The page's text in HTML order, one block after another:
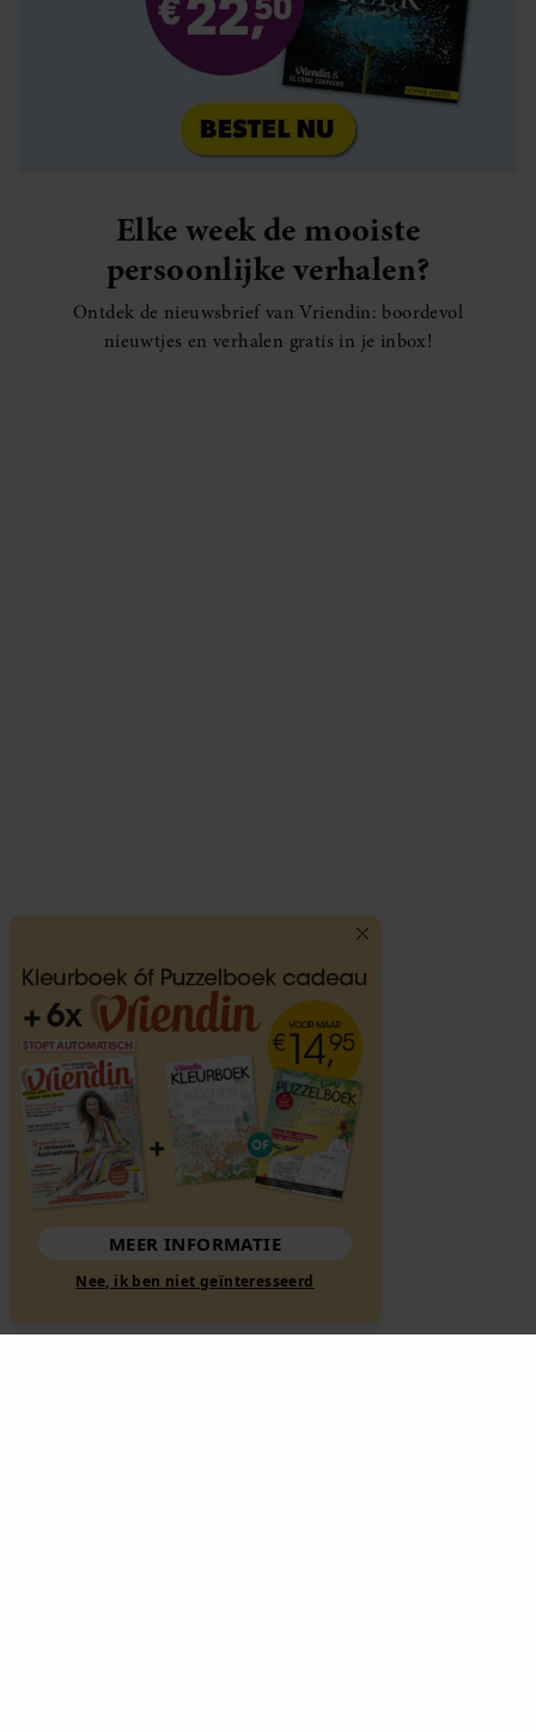
Elke week de mooiste
persoonlijke verhalen?
Ontdek de nieuwsbrief van Vriendin: boordevol
nieuwtjes en verhalen gratis in je inbox!
MEER INFORMATIE
Nee, ik ben niet geïnteresseerd